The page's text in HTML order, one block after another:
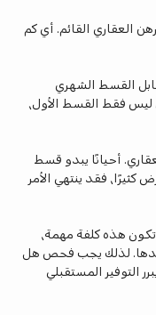
العقاري القائم. أي كم
القسط الشهري
ليس فقط القسط الأول،
أحيانًا يبدو قسط
فقد ينتهي الأمر
هذه كلفة مهمة،
لذلك يجب فحص هل
التوفير المستقبلي